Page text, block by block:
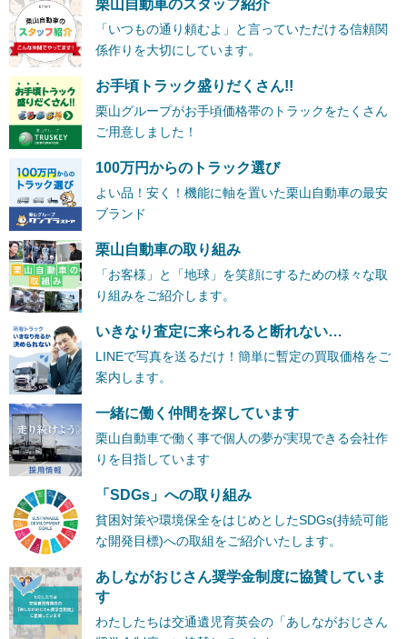
栗山自動車のスタッフ紹介
「いつもの通り頼むよ」と言っていただける信頼関
係作りを大切にしています。
お手頃トラック盛りだくさん!!
栗山グループがお手頃価格帯のトラックをたくさん
ご用意しました！
100万円からのトラック選び
よい品！安く！機能に軸を置いた栗山自動車の最安
ブランド
栗山自動車の取り組み
「お客様」と「地球」を笑顔にするための様々な取
り組みをご紹介します。
いきなり査定に来られると断れない…
LINEで写真を送るだけ！簡単に暫定の買取価格をご
案内します。
一緒に働く仲間を探しています
栗山自動車で働く事で個人の夢が実現できる会社作
りを目指しています
「SDGs」への取り組み
貧困対策や環境保全をはじめとしたSDGs(持続可能
な開発目標)への取組をご紹介いたします。
あしながおじさん奨学金制度に協賛していま
す
わたしたちは交通遺児育英会の「あしながおじさん